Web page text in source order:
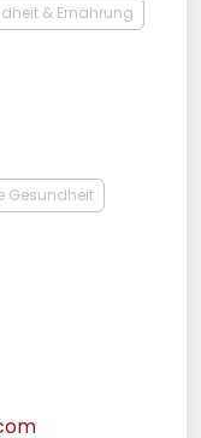
& Ernährung
Gesundheit